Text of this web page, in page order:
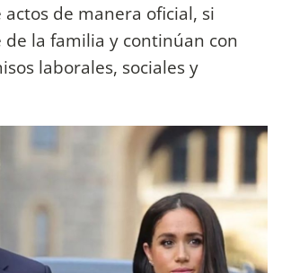
de manera oficial, si
la familia y continúan con
laborales, sociales y